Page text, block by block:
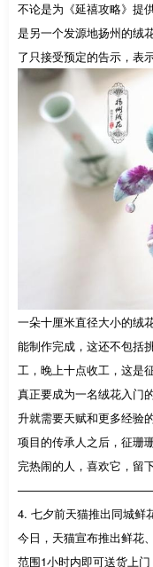
不论是为《延禧攻略》提
是另一个发源地扬州的绒
了只接受预定的告示，表
一朵十厘米直径大小的绒
能制作完成，这还不包括
工，晚上十点收工，这是
真正要成为一名绒花入门
升就需要天赋和更多经验
项目的传承人之后，征珊
完热闹的人，喜欢它，留下
4. 七夕前天猫推出同城鲜
今日，天猫宣布推出鲜花
范围1小时内即可送货上